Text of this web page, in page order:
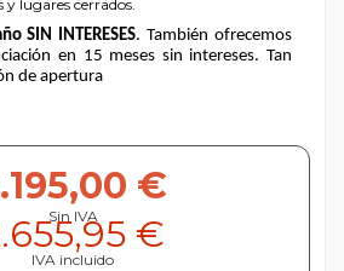
lugares cerrados.
SIN INTERESES. También ofrecemos
en 15 meses sin intereses. Tan
de apertura
€
Sin IVA €
IVA incluido